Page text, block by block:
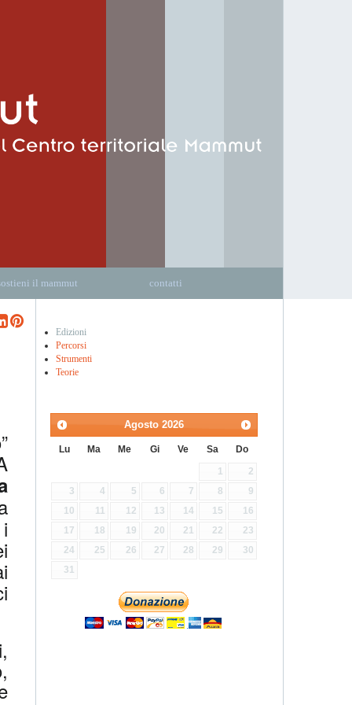
il mammut contatti
Edizioni
Percorsi
Strumenti
Teorie
Agosto 2026
Lu Ma Me Gi Ve Sa Do
1
2
3
4 5 6 7 8
9
10
11 12 13 14 15
16
17
18 19 20 21 22
23
24
25 26 27 28 29
30
31